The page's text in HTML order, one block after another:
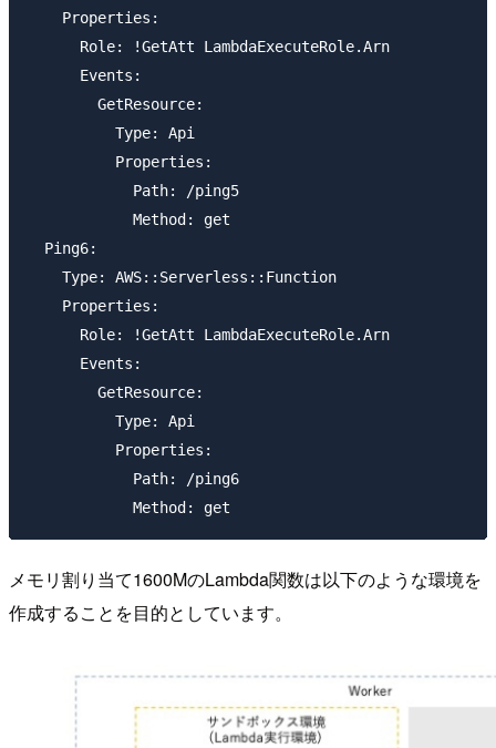
    Properties:
      Role: !GetAtt LambdaExecuteRole.Arn
      Events:
        GetResource:
          Type: Api
          Properties:
            Path: /ping5
            Method: get
  Ping6:
    Type: AWS::Serverless::Function
    Properties:
      Role: !GetAtt LambdaExecuteRole.Arn
      Events:
        GetResource:
          Type: Api
          Properties:
            Path: /ping6
メモリ割り当て1600MのLambda関数は以下のような環境を
作成することを目的としています。